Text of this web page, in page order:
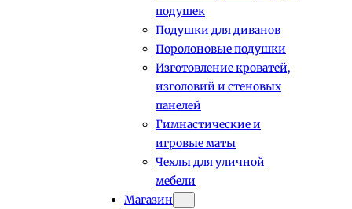
подушек
Подушки для диванов
Поролоновые подушки
Изготовление кроватей,
изголовий и стеновых
панелей
Гимнастические и
игровые маты
Чехлы для уличной
мебели
Магазин